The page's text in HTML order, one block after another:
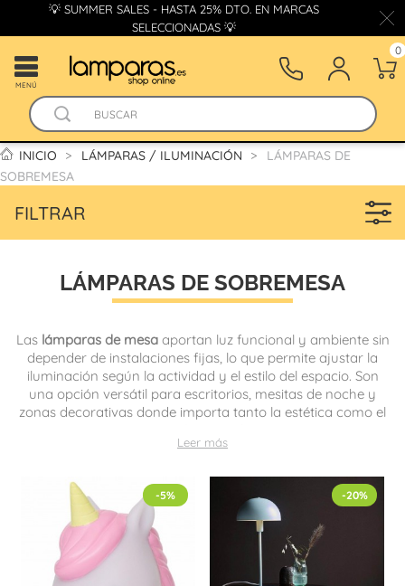
💡 SUMMER SALES - HASTA 25% DTO. EN MARCAS
SELECCIONADAS 💡
MENÚ
0
INICIO LÁMPARAS / ILUMINACIÓN
LÁMPARAS DE
SOBREMESA
FILTRAR
LÁMPARAS DE SOBREMESA
Laslámparas de mesaaportan luz funcional y ambiente sin
depender de instalaciones fijas, lo que permite ajustar la
iluminación según la actividad y el estilo del espacio. Son
una opción versátil para escritorios, mesitas de noche y
zonas decorativas donde importa tanto la estética como el
Leer más
-5% -20%